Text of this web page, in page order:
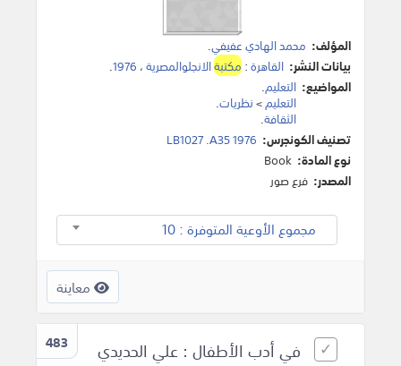
المؤلف: محمد الهادي عفيفي.
بيانات النشر: القاهرة:مكتبةالانجلوالمصرية، 1976
.
المواضيع: التعليم.
التعليم>نظريات.
الثقافة.
تصنيف الكونجرس: LB1027 .A35 1976
نوع المادة: Book
المصدر: فرع صور
مجموع الأوعية المتوفرة : 10
معاينة
483 في أدب الأطفال : علي الحديدي